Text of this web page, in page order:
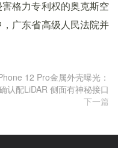
格力专利权的奥克斯空
广东省高级人民法院并
12 Pro金属外壳曝光：
认配LiDAR 侧面有神秘接口
下一篇